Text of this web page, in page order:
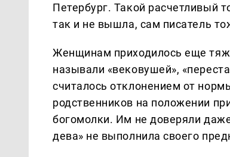
Петербург. Такой расчетливый
так и не вышла, сам писатель
Женщинам приходилось еще
называли «вековушей»,
считалось отклонением от
родственников на положении
богомолки. Им не доверяли
дева» не выполнила своего